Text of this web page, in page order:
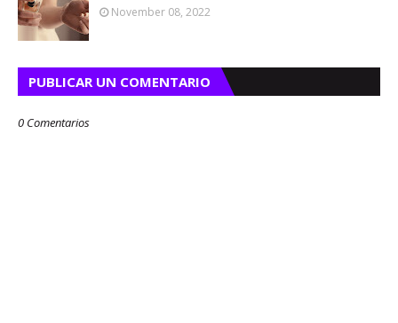
November 08, 2022
PUBLICAR UN COMENTARIO
0 Comentarios